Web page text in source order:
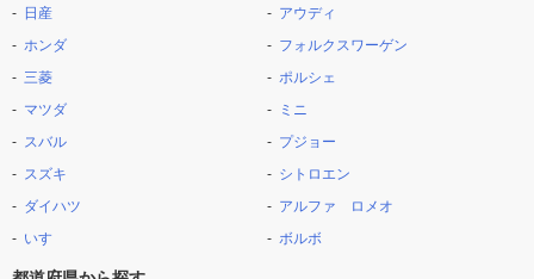
日産
ホンダ
三菱
マツダ
スバル
スズキ
ダイハツ
いすゞ
アウディ
フォルクスワーゲン
ポルシェ
ミニ
プジョー
シトロエン
アルファ ロメオ
ボルボ